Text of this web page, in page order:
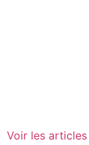
Voir les